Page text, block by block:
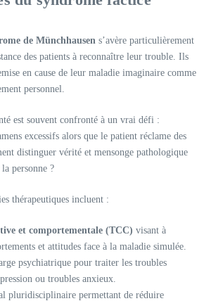
de Münchhausen s’avère particulièrement
des patients à reconnaître leur trouble. Ils
en cause de leur maladie imaginaire comme
personnel.
est souvent confronté à un vrai défi :
excessifs alors que le patient réclame des
distinguer vérité et mensonge pathologique
personne ?
thérapeutiques incluent :
et comportementale (TCC) visant à
et attitudes face à la maladie simulée.
psychiatrique pour traiter les troubles
ou troubles anxieux.
pluridisciplinaire permettant de réduire